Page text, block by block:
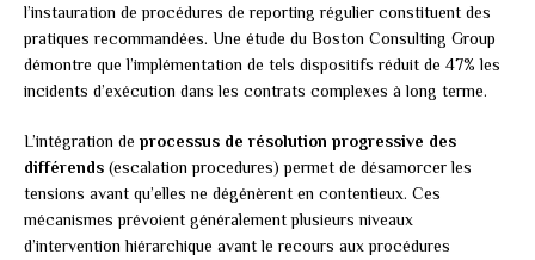
l’instauration de procédures de reporting régulier constituent des
pratiques recommandées. Une étude du Boston Consulting Group
démontre que l’implémentation de tels dispositifs réduit de 47% les
incidents d’exécution dans les contrats complexes à long terme.
L’intégration de processus de résolution progressive des
différends (escalation procedures) permet de désamorcer les
tensions avant qu’elles ne dégénèrent en contentieux. Ces
mécanismes prévoient généralement plusieurs niveaux
d’intervention hiérarchique avant le recours aux procédures